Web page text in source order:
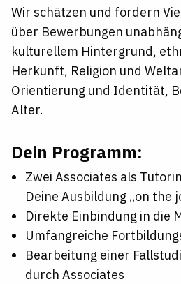
Wir schätzen und fördern
über Bewerbungen
kulturellem Hintergrund,
Herkunft, Religion und
Orientierung und Identität,
Alter.
Dein Programm:
Zwei Associates als
Deine Ausbildung „on the
Direkte Einbindung in die
Umfangreiche
Bearbeitung einer
durch Associates